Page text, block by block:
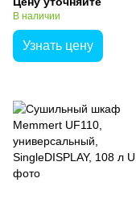
В наличии
Узнать цену